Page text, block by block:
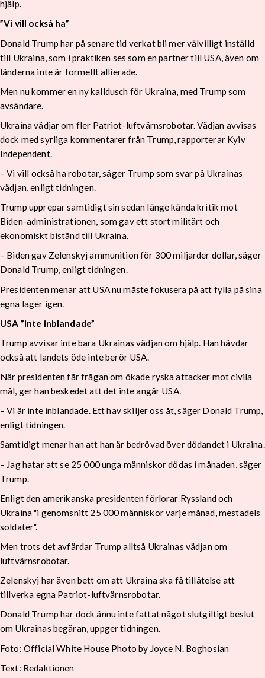
hjälp.
”Vi vill också ha”
Donald Trump har på senare tid verkat bli mer välvilligt inställd
till Ukraina, som i praktiken ses som en partner till USA, även om
länderna inte är formellt allierade.
Men nu kommer en ny kalldusch för Ukraina, med Trump som
avsändare.
Ukraina vädjar om fler Patriot-luftvärnsrobotar. Vädjan avvisas
dock med syrliga kommentarer från Trump, rapporterar Kyiv
Independent.
– Vi vill också ha robotar, säger Trump som svar på Ukrainas
vädjan, enligt tidningen.
Trump upprepar samtidigt sin sedan länge kända kritik mot
Biden-administrationen, som gav ett stort militärt och
ekonomiskt bistånd till Ukraina.
– Biden gav Zelenskyj ammunition för 300 miljarder dollar, säger
Donald Trump, enligt tidningen.
Presidenten menar att USA nu måste fokusera på att fylla på sina
egna lager igen.
USA ”inte inblandade”
Trump avvisar inte bara Ukrainas vädjan om hjälp. Han hävdar
också att landets öde inte berör USA.
När presidenten får frågan om ökade ryska attacker mot civila
mål, ger han beskedet att det inte angår USA.
– Vi är inte inblandade. Ett hav skiljer oss åt, säger Donald Trump,
enligt tidningen.
Samtidigt menar han att han är bedrövad över dödandet i Ukraina.
– Jag hatar att se 25 000 unga människor dödas i månaden, säger
Trump.
Enligt den amerikanska presidenten förlorar Ryssland och
Ukraina "i genomsnitt 25 000 människor varje månad, mestadels
soldater".
Men trots det avfärdar Trump alltså Ukrainas vädjan om
luftvärnsrobotar.
Zelenskyj har även bett om att Ukraina ska få tillåtelse att
tillverka egna Patriot-luftvärnsrobotar.
Donald Trump har dock ännu inte fattat något slutgiltigt beslut
om Ukrainas begäran, uppger tidningen.
Foto: Official White House Photo by Joyce N. Boghosian
Text: Redaktionen